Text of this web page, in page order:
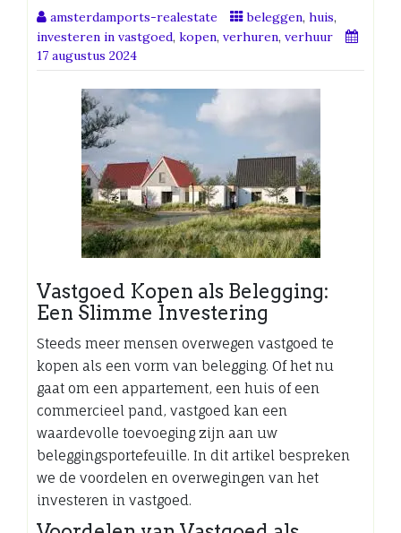
amsterdamports-realestate beleggen, huis,
investeren in vastgoed, kopen, verhuren, verhuur
17 augustus 2024
Vastgoed Kopen als Belegging:
Een Slimme Investering
Steeds meer mensen overwegen vastgoed te
kopen als een vorm van belegging. Of het nu
gaat om een appartement, een huis of een
commercieel pand, vastgoed kan een
waardevolle toevoeging zijn aan uw
beleggingsportefeuille. In dit artikel bespreken
we de voordelen en overwegingen van het
investeren in vastgoed.